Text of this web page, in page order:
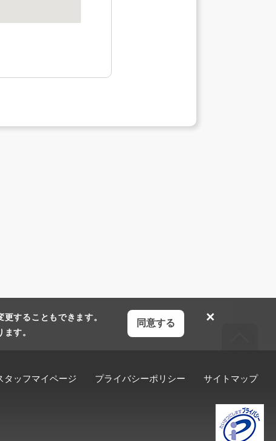
タッフマイページ プライバシーポリシー サイトマップ
することもできます。
す。
同意する ×